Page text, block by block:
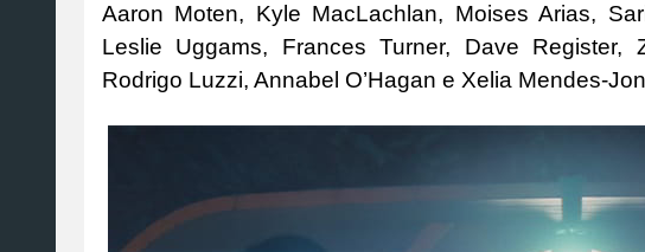
Aaron Moten, Kyle MacLachlan, Moises Arias,
Leslie Uggams, Frances Turner, Dave Register,
Rodrigo Luzzi, Annabel O’Hagan e Xelia Mendes-